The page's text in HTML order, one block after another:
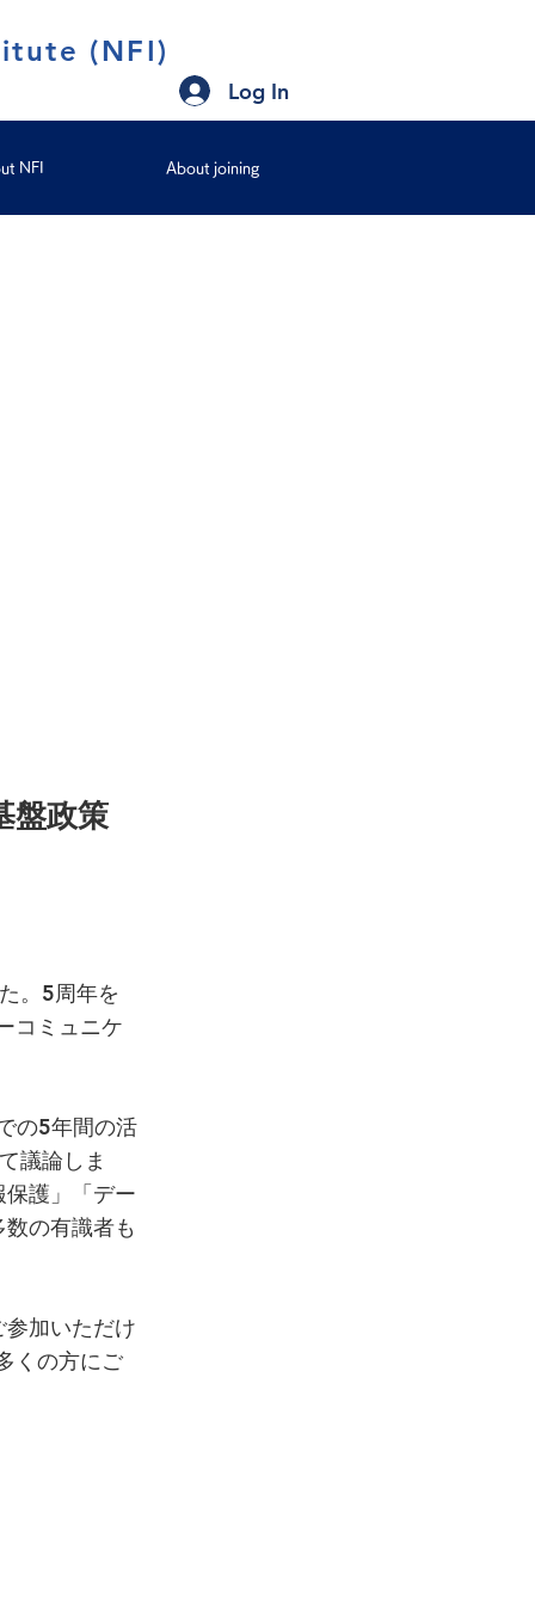
(NFI)
Log In
NFI About joining
盤政策
。5周年を
コミュニケ
の5年間の活
議論しま
護」「デー
の有識者も
加いただけ
くの方にご